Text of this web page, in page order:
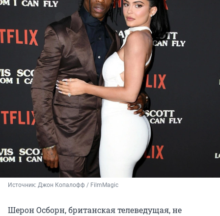
Источник: Джон Копалофф / FilmMagic
Шерон Осборн, британская телеведущая, не